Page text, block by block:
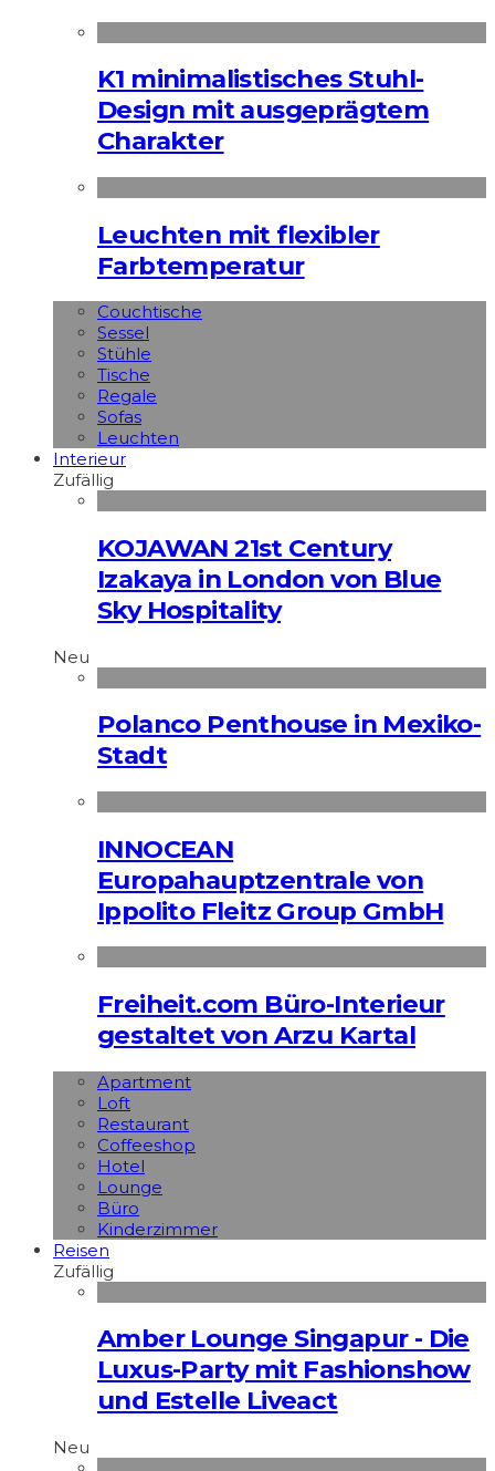
K1 minimalistisches Stuhl-
Design mit ausgeprägtem
Charakter
Leuchten mit flexibler
Farbtemperatur
Couchtische
Sessel
Stühle
Tische
Regale
Sofas
Leuchten
Interieur
Zufällig
KOJAWAN 21st Century
Izakaya in London von Blue
Sky Hospitality
Neu
Polanco Penthouse in Mexiko-
Stadt
INNOCEAN
Europahauptzentrale von
Ippolito Fleitz Group GmbH
Freiheit.com Büro-Interieur
gestaltet von Arzu Kartal
Apart­ment
Loft
Restaurant
Coffeeshop
Hotel
Lounge
Büro
Kinderzimmer
Reisen
Zufällig
Amber Lounge Singapur - Die
Luxus-Party mit Fashionshow
und Estelle Liveact
Neu